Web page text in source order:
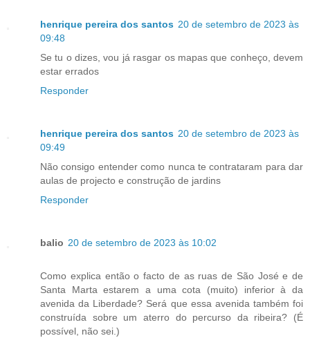
henrique pereira dos santos 20 de setembro de 2023 às
09:48
Se tu o dizes, vou já rasgar os mapas que conheço, devem
estar errados
Responder
henrique pereira dos santos 20 de setembro de 2023 às
09:49
Não consigo entender como nunca te contrataram para dar
aulas de projecto e construção de jardins
Responder
balio 20 de setembro de 2023 às 10:02
Como explica então o facto de as ruas de São José e de
Santa Marta estarem a uma cota (muito) inferior à da
avenida da Liberdade? Será que essa avenida também foi
construída sobre um aterro do percurso da ribeira? (É
possível, não sei.)